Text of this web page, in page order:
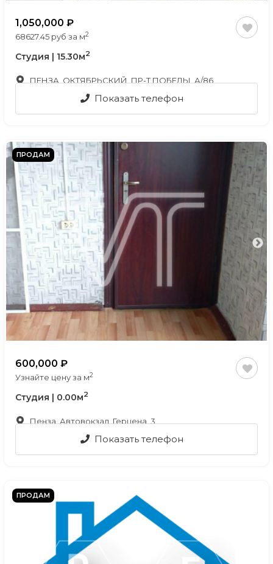
1,050,000
68627.45 руб за м2
Студия | 15.30м2
ПЕНЗА, ОКТЯБРЬСКИЙ, ПР-Т ПОБЕДЫ, А/86
Показать телефон
ПРОДАМ
600,000
Узнайте цену за м2
Студия | 0.00м2
Пенза, Автовокзал, Герцена, 3
Показать телефон
ПРОДАМ